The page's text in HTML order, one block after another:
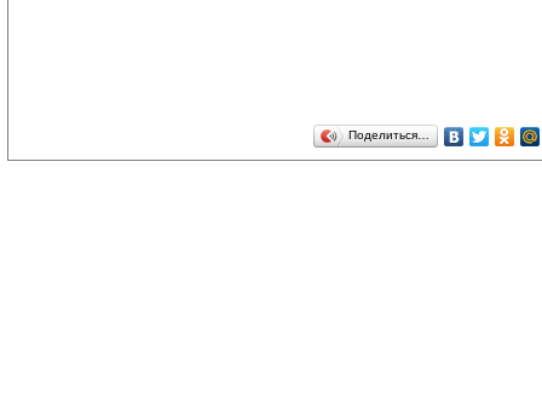
Поделиться…